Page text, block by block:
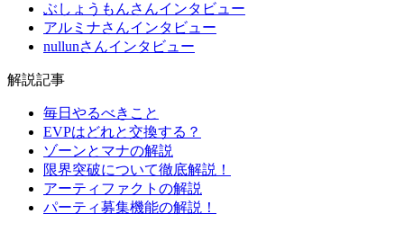
ぶしょうもんさんインタビュー
アルミナさんインタビュー
nullunさんインタビュー
解説記事
毎日やるべきこと
EVPはどれと交換する？
ゾーンとマナの解説
限界突破について徹底解説！
アーティファクトの解説
パーティ募集機能の解説！